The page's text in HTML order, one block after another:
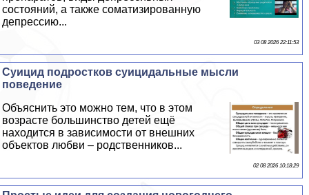
состояний, а также соматизированную
депрессию...
03 08 2026 22:11:53
Суицид подростков суицидальные мысли
поведение
Объяснить это можно тем, что в этом
возрасте большинство детей ещё
находится в зависимости от внешних
объектов любви – родственников...
02 08 2026 10:18:29